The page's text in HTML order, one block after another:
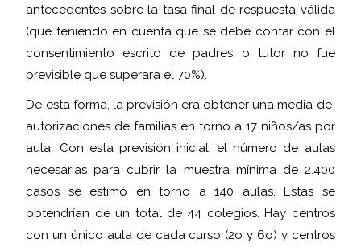
antecedentes sobre la tasa final de respuesta válida
(que teniendo en cuenta que se debe contar con el
consentimiento escrito de padres o tutor no fue
previsible que superara el 70%).
De esta forma, la previsión era obtener una media de
autorizaciones de familias en torno a 17 niños/as por
aula. Con esta previsión inicial, el número de aulas
necesarias para cubrir la muestra mínima de 2.400
casos se estimó en torno a 140 aulas. Estas se
obtendrían de un total de 44 colegios. Hay centros
con un único aula de cada curso (2o y 6o) y centros